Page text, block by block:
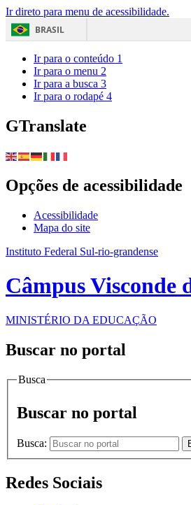
Ir direto para menu de acessibilidade.
BRASIL
Ir para o conteúdo 1
Ir para o menu 2
Ir para a busca 3
Ir para o rodapé 4
GTranslate
Opções de acessibilidade
Acessibilidade
Mapa do site
Instituto Federal Sul-rio-grandense
Câmpus Visconde
MINISTÉRIO DA EDUCAÇÃO
Buscar no portal
Busca
Buscar no portal
Busca:
Redes Sociais